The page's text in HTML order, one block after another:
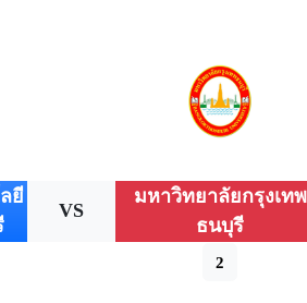
ยี
VS
มหาวิทยาลัยกรุงเทพ
ธนบุรี
2